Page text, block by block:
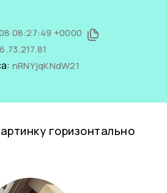
08:27:49 +0000
nRNYjqKNdW21
горизонтально